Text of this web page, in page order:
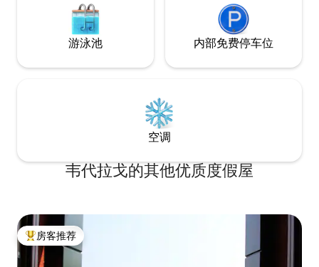
和卫生间，客厅配有路易十五风格的壁
炉，餐厅，娱乐室，厨房，阁楼配有空
调，壁炉和休息室。 空调只存在于阁楼，
因为在房子的其余部分，由于房间的大小
和结构形状，温度是宜人的。 花园： 您将
上，阅读一本好书，而您的孩子们则可以
可以烹饪烧烤美食的小火炉。您可以在这
里度过一个愉快的夜晚，享受悠闲的餐桌
氛围；我们还可以根据您的要求提供厨师
钟和60分钟的车程。 入住时，房客需要缴
纳当地的旅游税：每人每天1欧元，最多五
天，14岁以下的儿童不需要缴纳税费。 对
游泳池 内部免费停车位
空调
韦代拉戈的其他优质度假屋
热门「房客推荐」
房客推荐